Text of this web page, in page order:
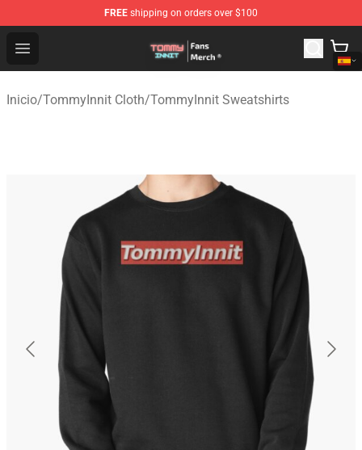
FREE shipping on orders over $100
Open menu
TommyInnit Store - Official TommyInnit Merchandise
Inicio/TommyInnit Cloth/TommyInnit Sweatshirts